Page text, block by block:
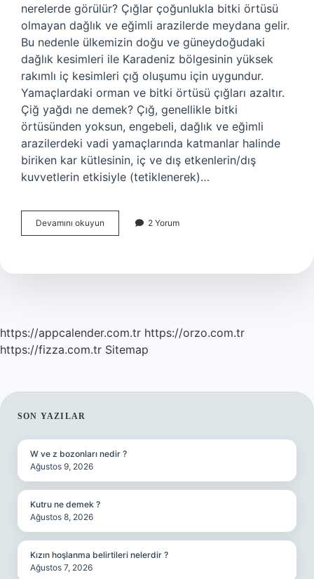
nerelerde görülür? Çığlar çoğunlukla bitki örtüsü
olmayan dağlık ve eğimli arazilerde meydana gelir.
Bu nedenle ülkemizin doğu ve güneydoğudaki
dağlık kesimleri ile Karadeniz bölgesinin yüksek
rakımlı iç kesimleri çığ oluşumu için uygundur.
Yamaçlardaki orman ve bitki örtüsü çığları azaltır.
Çiğ yağdı ne demek? Çığ, genellikle bitki
örtüsünden yoksun, engebeli, dağlık ve eğimli
arazilerdeki vadi yamaçlarında katmanlar halinde
biriken kar kütlesinin, iç ve dış etkenlerin/dış
kuvvetlerin etkisiyle (tetiklenerek)…
Devamını okuyun
Ve
2 Yorum
https://appcalender.com.tr https://orzo.com.tr
https://fizza.com.tr Sitemap
SIDEBAR
SON YAZILAR
W ve z bozonları nedir ?
Ağustos 9, 2026
Kutru ne demek ?
Ağustos 8, 2026
Kızın hoşlanma belirtileri nelerdir ?
Ağustos 7, 2026